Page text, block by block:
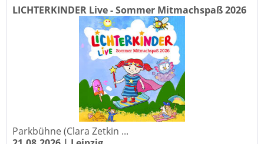
LICHTERKINDER Live - Sommer Mitmachspaß 2026
Parkbühne (Clara Zetkin ...